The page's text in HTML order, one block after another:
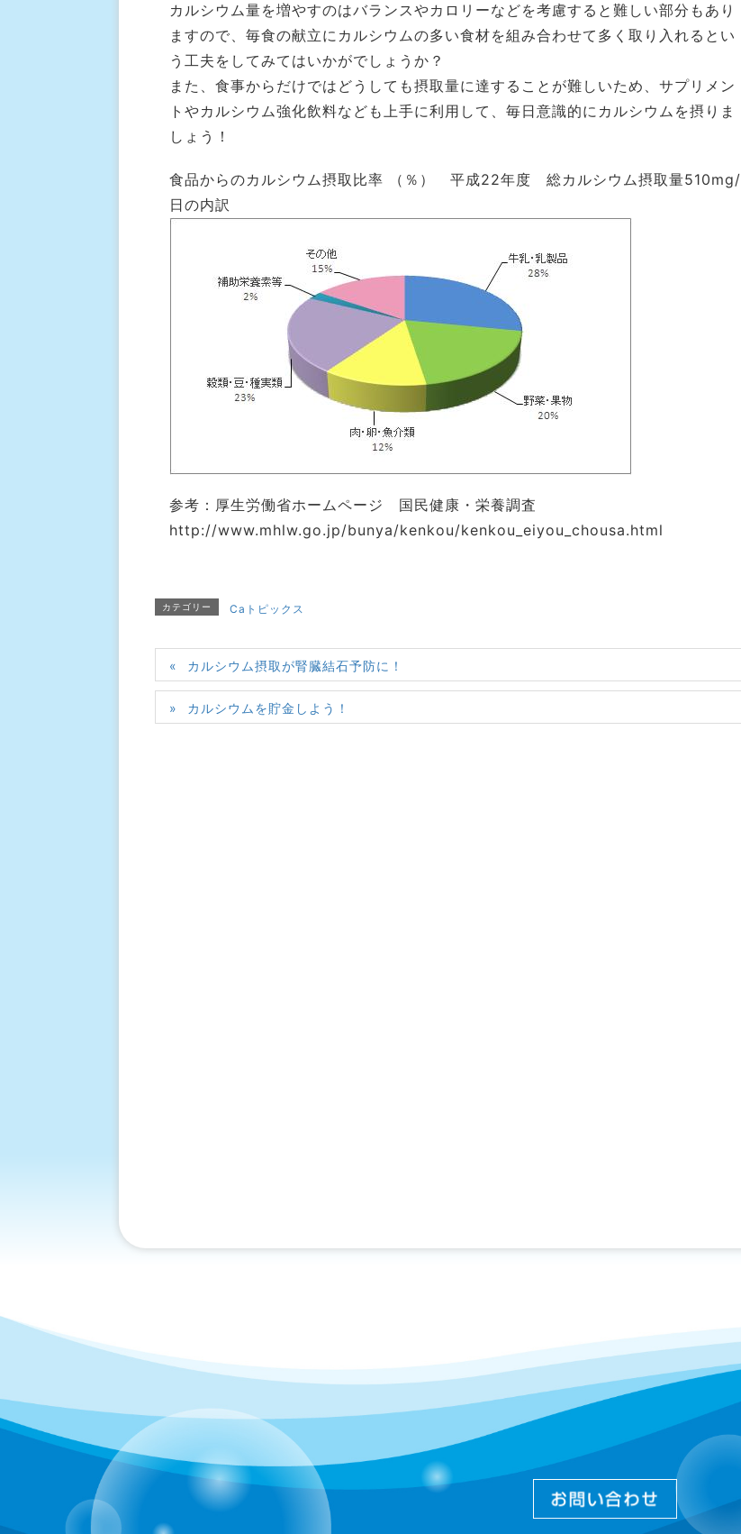
カルシウム量を増やすのはバランスやカロリーなどを考慮すると難しい部分もあり
ますので、毎食の献立にカルシウムの多い食材を組み合わせて多く取り入れるとい
う工夫をしてみてはいかがでしょうか？
また、食事からだけではどうしても摂取量に達することが難しいため、サプリメン
トやカルシウム強化飲料なども上手に利用して、毎日意識的にカルシウムを摂りま
しょう！
食品からのカルシウム摂取比率 （％） 平成22年度 総カルシウム摂取量510mg/
日の内訳
参考：厚生労働省ホームページ 国民健康・栄養調査
http://www.mhlw.go.jp/bunya/kenkou/kenkou_eiyou_chousa.html
カテゴリー Caトピックス
カルシウム摂取が腎臓結石予防に！
カルシウムを貯金しよう！